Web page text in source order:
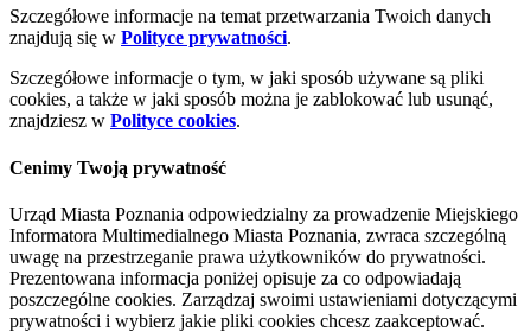
Szczegółowe informacje na temat przetwarzania Twoich danych
znajdują się w Polityce prywatności.
Szczegółowe informacje o tym, w jaki sposób używane są pliki
cookies, a także w jaki sposób można je zablokować lub usunąć,
znajdziesz w Polityce cookies.
Cenimy Twoją prywatność
Urząd Miasta Poznania odpowiedzialny za prowadzenie Miejskiego
Informatora Multimedialnego Miasta Poznania, zwraca szczególną
uwagę na przestrzeganie prawa użytkowników do prywatności.
Prezentowana informacja poniżej opisuje za co odpowiadają
poszczególne cookies. Zarządzaj swoimi ustawieniami dotyczącymi
prywatności i wybierz jakie pliki cookies chcesz zaakceptować.